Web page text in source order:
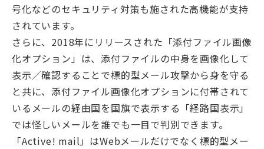
号化などのセキュリティ対策も施された高機能が支持
されています。
さらに、2018年にリリースされた「添付ファイル画像
化オプション」は、添付ファイルの中身を画像化して
表示／確認することで標的型メール攻撃から身を守る
と共に、添付ファイル画像化オプションに付帯されて
いるメールの経由国を国旗で表示する「経路国表示」
では怪しいメールを誰でも一目で判別できます。
「Active! mail」はWebメールだけでなく標的型メー